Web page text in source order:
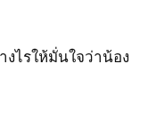
งไรให้มั่นใจว่าน้อง